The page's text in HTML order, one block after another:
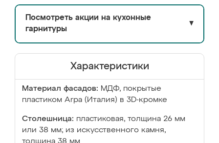
Посмотреть акции на кухонные
гарнитуры
▼
Характеристики
Материал фасадов: МДФ, покрытые
пластиком Arpa (Италия) в 3D-кромке
Столешница: пластиковая, толщина 26 мм
или 38 мм; из искусственного камня,